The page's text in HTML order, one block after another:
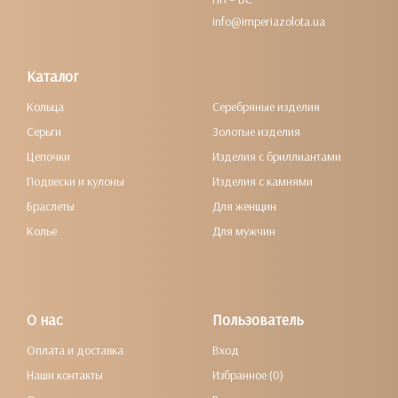
info@imperiazolota.ua
Каталог
Кольца
Серьги
Цепочки
Подвески и кулоны
Браслеты
Колье
Серебряные изделия
Золотые изделия
Изделия с бриллиантами
Изделия с камнями
Для женщин
Для мужчин
О нас
Оплата и доставка
Наши контакты
Пользователь
Вход
Избранное (0)